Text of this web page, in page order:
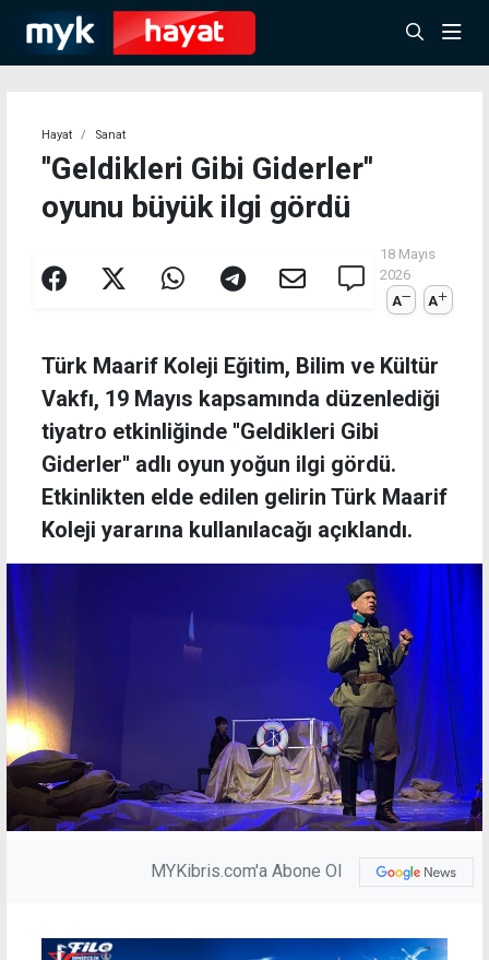
Hayat Sanat
''Geldikleri Gibi Giderler''
oyunu büyük ilgi gördü
18 Mayıs
2026
A
A
Türk Maarif Koleji Eğitim, Bilim ve Kültür
Vakfı, 19 Mayıs kapsamında düzenlediği
tiyatro etkinliğinde ''Geldikleri Gibi
Giderler'' adlı oyun yoğun ilgi gördü.
Etkinlikten elde edilen gelirin Türk Maarif
Koleji yararına kullanılacağı açıklandı.
MYKibris.com'a Abone Ol